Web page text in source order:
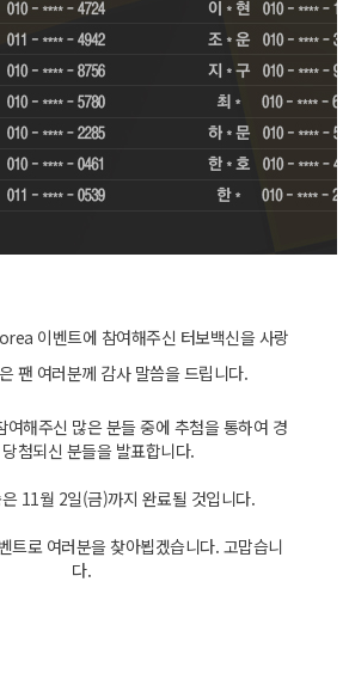
이벤트에 참여해주신 터보백신을 사랑
팬 여러분께 감사 말씀을 드립니다.
여해주신 많은 분들 중에 추첨을 통하여 경
첨되신 분들을 발표합니다.
11월 2일(금)까지 완료될 것입니다.
트로 여러분을 찾아뵙겠습니다. 고맙습니
다.